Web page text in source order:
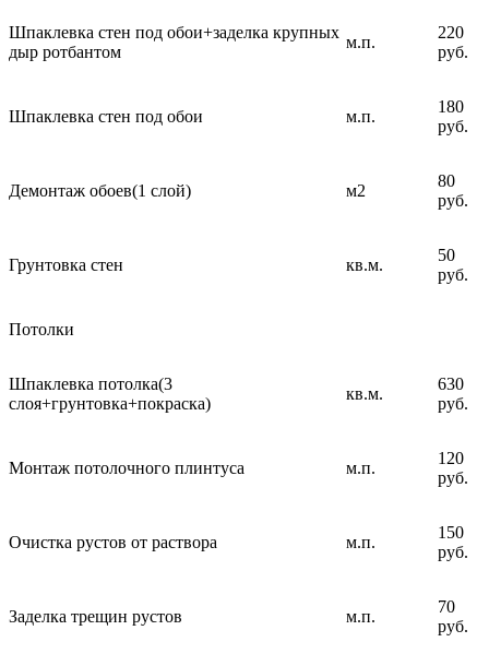
Шпаклевка стен под обои+заделка крупных
дыр ротбантом
м.п.
220
руб.
Шпаклевка стен под обои м.п.
180
руб.
Демонтаж обоев(1 слой) м2
80
руб.
Грунтовка стен кв.м.
50
руб.
Потолки
Шпаклевка потолка(3
слоя+грунтовка+покраска)
кв.м.
630
руб.
Монтаж потолочного плинтуса м.п.
120
руб.
Очистка рустов от раствора м.п.
150
руб.
Заделка трещин рустов м.п.
70
руб.